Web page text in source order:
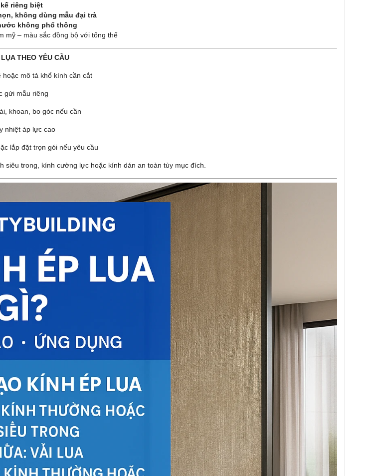
riêng biệt
không dùng mẫu đại trà
không phổ thông
mỹ – màu sắc đồng bộ với tổng thể
THEO YÊU CẦU
hoặc mô tả khổ kính cần cắt
gửi mẫu riêng
khoan, bo góc nếu cần
nhiệt áp lực cao
lắp đặt trọn gói nếu yêu cầu
siêu trong, kính cường lực hoặc kính dán an toàn tùy mục đích.